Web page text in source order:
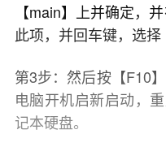
【main】上并确定，
此项，并回车键，选择
第3步：然后按【F10
电脑开机启新启动，
记本硬盘。